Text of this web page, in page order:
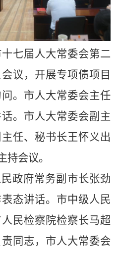
七届人大常委会第二
议，开展专项债项目
。市人大常委会主任
。市人大常委会副主
任、秘书长王怀义出
持会议。
政府常务副市长张劲
态讲话。市中级人民
民检察院检察长马超
同志，市人大常委会